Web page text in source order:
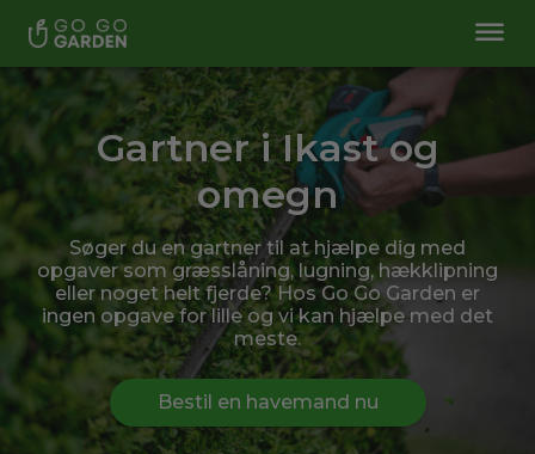
Gartner i Ikast og
omegn
Søger du en gartner til at hjælpe dig med
opgaver som græsslåning, lugning, hækklipning
eller noget helt fjerde? Hos Go Go Garden er
ingen opgave for lille og vi kan hjælpe med det
meste.
Bestil en havemand nu